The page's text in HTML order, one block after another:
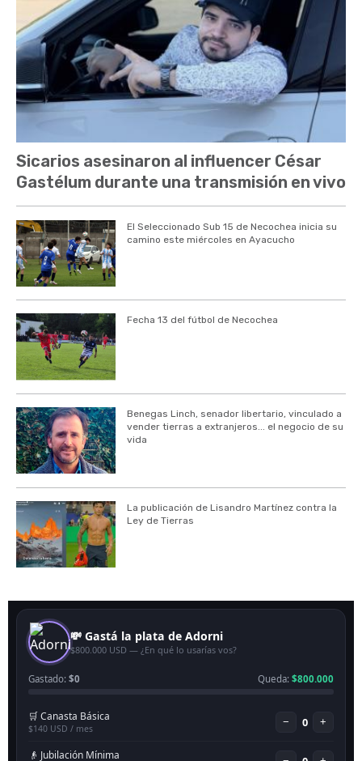
Sicarios asesinaron al influencer César
Gastélum durante una transmisión en vivo
El Seleccionado Sub 15 de Necochea inicia su
camino este miércoles en Ayacucho
Fecha 13 del fútbol de Necochea
Benegas Linch, senador libertario, vinculado a
vender tierras a extranjeros... el negocio de su
vida
La publicación de Lisandro Martínez contra la
Ley de Tierras